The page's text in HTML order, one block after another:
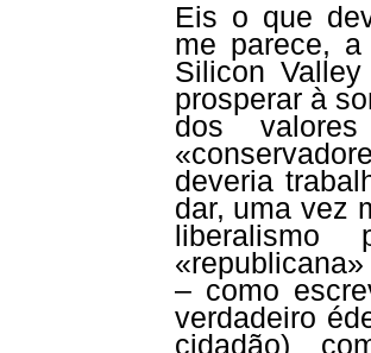
Eis o que
me parece,
Silicon
prosperar à
dos
deveria
dar, uma vez
– como
verdadeiro
cidadão)